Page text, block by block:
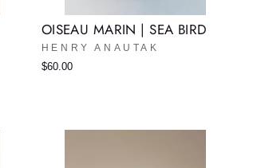
OISEAU MARIN | SEA BIRD
HENRY ANAUTAK
$60.00